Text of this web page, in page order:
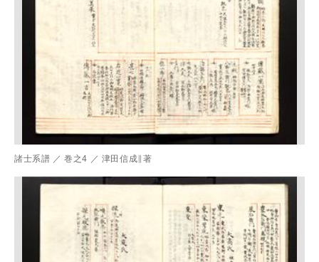
諸士系譜 ／ 巻之4 ／ 津田信成∥著